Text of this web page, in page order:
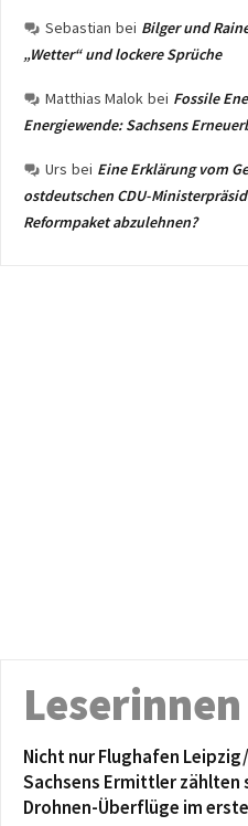
Sebastian bei Bilger und
„Wetter“ und lockere Sprüche
Matthias Malok bei Fossile
Energiewende: Sachsens
Urs bei Eine Erklärung vom
ostdeutschen CDU-
Reformpaket abzulehnen?
Nicht nur Flughafen
Sachsens Ermittler zählten
Drohnen-Überflüge im